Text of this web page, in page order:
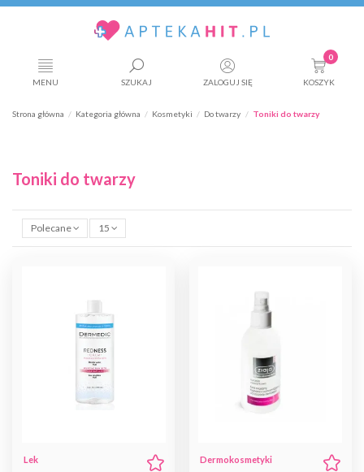
MENU SZUKAJ ZALOGUJ SIĘ
0
KOSZYK
Strona główna Kategoria główna Kosmetyki Do twarzy Toniki do twarzy
Toniki do twarzy
Polecane 15
Lek Dermokosmetyki